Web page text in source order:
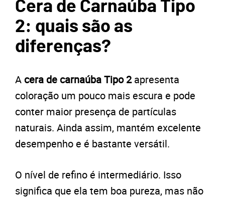
Cera de Carnaúba Tipo
2: quais são as
diferenças?
A cera de carnaúba Tipo 2apresenta
coloração um pouco mais escura e pode
conter maior presença de partículas
naturais. Ainda assim, mantém excelente
desempenho e é bastante versátil.
O nível de refino é intermediário. Isso
significa que ela tem boa pureza, mas não